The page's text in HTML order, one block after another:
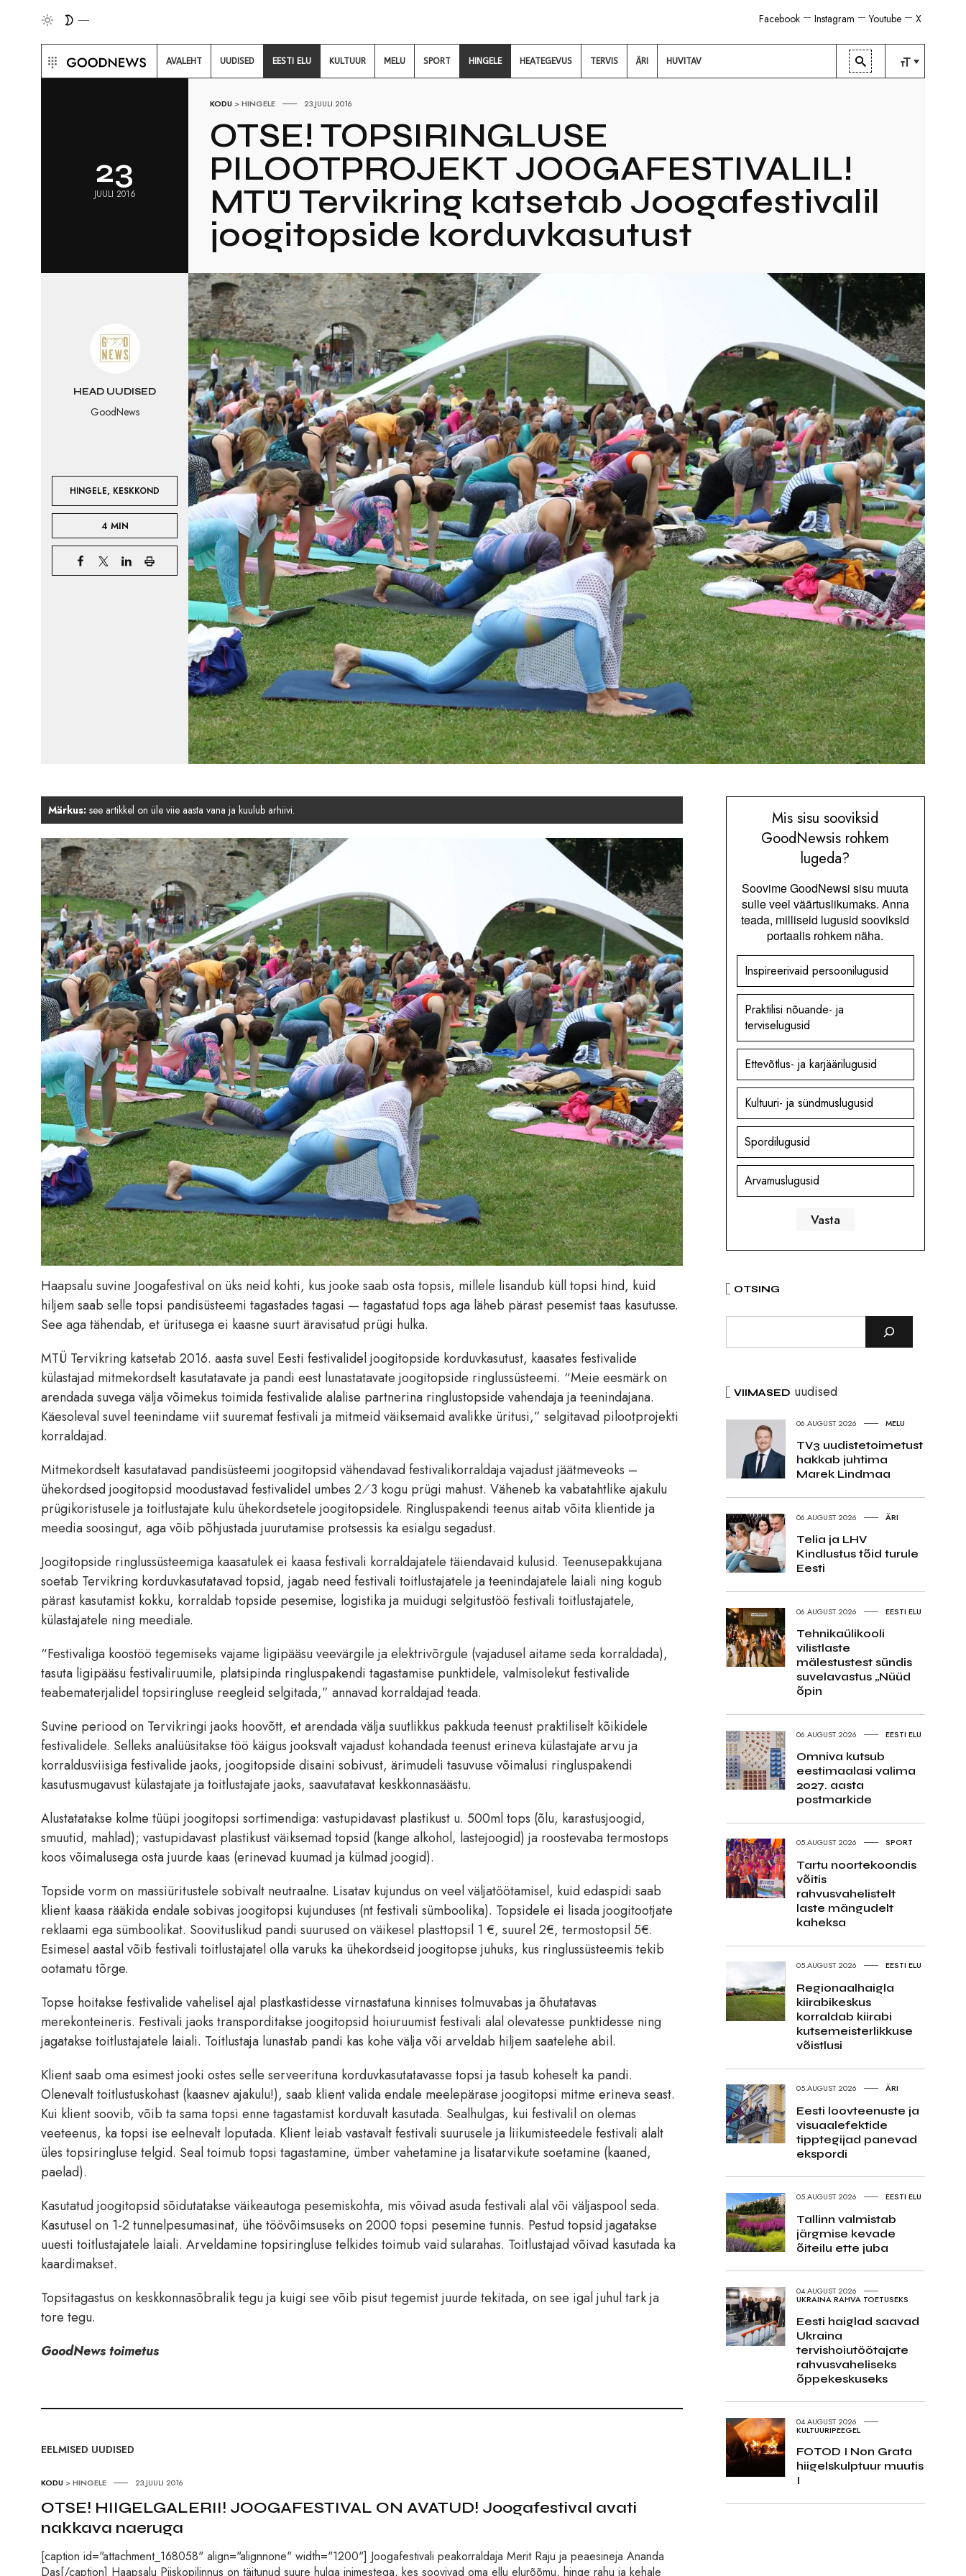
X
Youtube
Instagram
Facebook
AVALEHT UUDISED EESTI ELU KULTUUR MELU SPORT HINGELE HEATEGEVUS TERVIS ÄRI HUVITAV
23
JUULI 2016
KODU >HINGELE 23.JUULI 2016
OTSE! TOPSIRINGLUSE
PILOOTPROJEKT JOOGAFESTIVALIL!
MTÜ Tervikring katsetab Joogafestivalil
joogitopside korduvkasutust
HEAD UUDISED
GoodNews
HINGELE, KESKKOND
4 MIN
Märkus: see artikkel on üle viie aasta vana ja kuulub arhiivi.
Haapsalu suvine Joogafestival on üks neid kohti, kus jooke saab osta topsis, millele lisandub küll topsi hind, kuid
hiljem saab selle topsi pandisüsteemi tagastades tagasi — tagastatud tops aga läheb pärast pesemist taas kasutusse.
See aga tähendab, et üritusega ei kaasne suurt äravisatud prügi hulka.
MTÜ Tervikring katsetab 2016. aasta suvel Eesti festivalidel joogitopside korduvkasutust, kaasates festivalide
külastajad mitmekordselt kasutatavate ja pandi eest lunastatavate joogitopside ringlussüsteemi. “Meie eesmärk on
arendada suvega välja võimekus toimida festivalide alalise partnerina ringlustopside vahendaja ja teenindajana.
Käesoleval suvel teenindame viit suuremat festivali ja mitmeid väiksemaid avalikke üritusi,” selgitavad pilootprojekti
korraldajad.
Mitmekordselt kasutatavad pandisüsteemi joogitopsid vähendavad festivalikorraldaja vajadust jäätmeveoks –
ühekordsed joogitopsid moodustavad festivalidel umbes 2⁄3 kogu prügi mahust. Väheneb ka vabatahtlike ajakulu
prügikoristusele ja toitlustajate kulu ühekordsetele joogitopsidele. Ringluspakendi teenus aitab võita klientide ja
meedia soosingut, aga võib põhjustada juurutamise protsessis ka esialgu segadust.
Joogitopside ringlussüsteemiga kaasatulek ei kaasa festivali korraldajatele täiendavaid kulusid. Teenusepakkujana
soetab Tervikring korduvkasutatavad topsid, jagab need festivali toitlustajatele ja teenindajatele laiali ning kogub
pärast kasutamist kokku, korraldab topside pesemise, logistika ja muidugi selgitustöö festivali toitlustajatele,
külastajatele ning meediale.
“Festivaliga koostöö tegemiseks vajame ligipääsu veevärgile ja elektrivõrgule (vajadusel aitame seda korraldada),
tasuta ligipääsu festivaliruumile, platsipinda ringluspakendi tagastamise punktidele, valmisolekut festivalide
teabematerjalidel topsiringluse reegleid selgitada,” annavad korraldajad teada.
Suvine periood on Tervikringi jaoks hoovõtt, et arendada välja suutlikkus pakkuda teenust praktiliselt kõikidele
festivalidele. Selleks analüüsitakse töö käigus jooksvalt vajadust kohandada teenust erineva külastajate arvu ja
korraldusviisiga festivalide jaoks, joogitopside disaini sobivust, ärimudeli tasuvuse võimalusi ringluspakendi
kasutusmugavust külastajate ja toitlustajate jaoks, saavutatavat keskkonnasäästu.
Alustatatakse kolme tüüpi joogitopsi sortimendiga: vastupidavast plastikust u. 500ml tops (õlu, karastusjoogid,
smuutid, mahlad); vastupidavast plastikust väiksemad topsid (kange alkohol, lastejoogid) ja roostevaba termostops
koos võimalusega osta juurde kaas (erinevad kuumad ja külmad joogid).
Topside vorm on massiüritustele sobivalt neutraalne. Lisatav kujundus on veel väljatöötamisel, kuid edaspidi saab
klient kaasa rääkida endale sobivas joogitopsi kujunduses (nt festivali sümboolika). Topsidele ei lisada joogitootjate
reklaami ega sümboolikat. Soovituslikud pandi suurused on väikesel plasttopsil 1 €, suurel 2€, termostopsil 5€.
Esimesel aastal võib festivali toitlustajatel olla varuks ka ühekordseid joogitopse juhuks, kus ringlussüsteemis tekib
ootamatu tõrge.
Topse hoitakse festivalide vahelisel ajal plastkastidesse virnastatuna kinnises tolmuvabas ja õhutatavas
merekonteineris. Festivali jaoks transporditakse joogitopsid hoiuruumist festivali alal olevatesse punktidesse ning
jagatakse toitlustajatele laiali. Toitlustaja lunastab pandi kas kohe välja või arveldab hiljem saatelehe abil.
Klient saab oma esimest jooki ostes selle serveerituna korduvkasutatavasse topsi ja tasub koheselt ka pandi.
Olenevalt toitlustuskohast (kaasnev ajakulu!), saab klient valida endale meelepärase joogitopsi mitme erineva seast.
Kui klient soovib, võib ta sama topsi enne tagastamist korduvalt kasutada. Sealhulgas, kui festivalil on olemas
veeteenus, ka topsi ise eelnevalt loputada. Klient leiab vastavalt festivali suurusele ja liikumisteedele festivali alalt
üles topsiringluse telgid. Seal toimub topsi tagastamine, ümber vahetamine ja lisatarvikute soetamine (kaaned,
paelad).
Kasutatud joogitopsid sõidutatakse väikeautoga pesemiskohta, mis võivad asuda festivali alal või väljaspool seda.
Kasutusel on 1-2 tunnelpesumasinat, ühe töövõimsuseks on 2000 topsi pesemine tunnis. Pestud topsid jagatakse
uuesti toitlustajatele laiali. Arveldamine topsiringluse telkides toimub vaid sularahas. Toitlustajad võivad kasutada ka
kaardimakset.
Topsitagastus on keskkonnasõbralik tegu ja kuigi see võib pisut tegemist juurde tekitada, on see igal juhul tark ja
tore tegu.
GoodNews toimetus
EELMISED UUDISED
KODU >HINGELE 23.JUULI 2016
OTSE! HIIGELGALERII! JOOGAFESTIVAL ON AVATUD! Joogafestival avati
nakkava naeruga
[caption id="attachment_168058" align="alignnone" width="1200"] Joogafestivali peakorraldaja Merit Raju ja peaesineja Ananda
Das[/caption] Haapsalu Piiskopilinnus on täitunud suure hulga inimestega, kes soovivad oma ellu elurõõmu, hinge rahu ja kehale
Mis sisu sooviksid
GoodNewsis rohkem
lugeda?
Soovime GoodNewsi sisu muuta
sulle veel väärtuslikumaks. Anna
teada, milliseid lugusid sooviksid
portaalis rohkem näha.
Inspireerivaid persoonilugusid
Praktilisi nõuande- ja
terviselugusid
Ettevõtlus- ja karjäärilugusid
Kultuuri- ja sündmuslugusid
Spordilugusid
Arvamuslugusid
OTSING
VIIMASED uudised
06.AUGUST 2026 MELU
TV3 uudistetoimetust
hakkab juhtima
Marek Lindmaa
06.AUGUST 2026 ÄRI
Telia ja LHV
Kindlustus tõid turule
Eesti
06.AUGUST 2026 EESTI ELU
Tehnikaülikooli
vilistlaste
mälestustest sündis
suvelavastus „Nüüd
õpin
06.AUGUST 2026 EESTI ELU
Omniva kutsub
eestimaalasi valima
2027. aasta
postmarkide
05.AUGUST 2026 SPORT
Tartu noortekoondis
võitis
rahvusvahelistelt
laste mängudelt
kaheksa
05.AUGUST 2026 EESTI ELU
Regionaalhaigla
kiirabikeskus
korraldab kiirabi
kutsemeisterlikkuse
võistlusi
05.AUGUST 2026 ÄRI
Eesti loovteenuste ja
visuaalefektide
tipptegijad panevad
ekspordi
05.AUGUST 2026 EESTI ELU
Tallinn valmistab
järgmise kevade
õiteilu ette juba
04.AUGUST 2026
UKRAINA RAHVA TOETUSEKS
Eesti haiglad saavad
Ukraina
tervishoiutöötajate
rahvusvaheliseks
õppekeskuseks
04.AUGUST 2026
KULTUURIPEEGEL
FOTOD I Non Grata
hiigelskulptuur muutis
I